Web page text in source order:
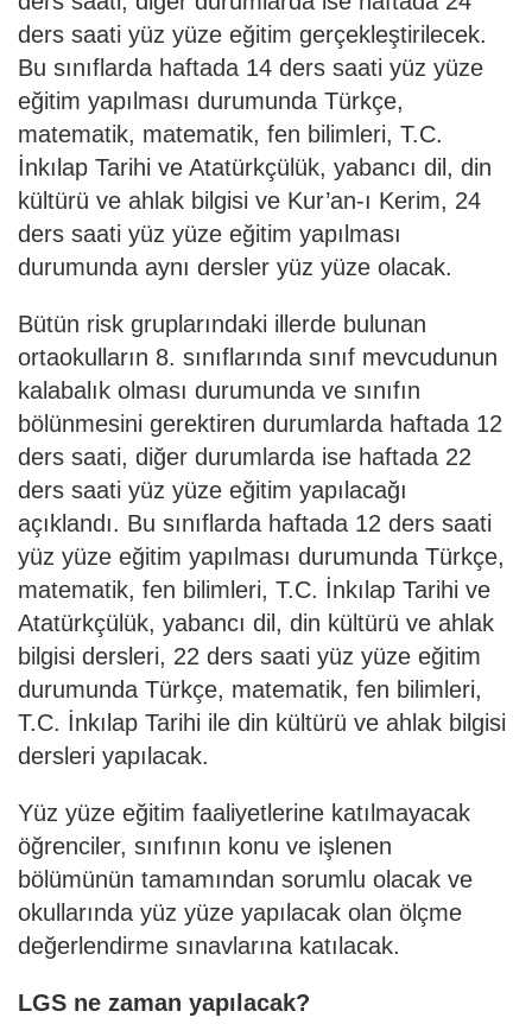
ders saati yüz yüze eğitim gerçekleştirilecek.
Bu sınıflarda haftada 14 ders saati yüz yüze
eğitim yapılması durumunda Türkçe,
matematik, matematik, fen bilimleri, T.C.
İnkılap Tarihi ve Atatürkçülük, yabancı dil, din
kültürü ve ahlak bilgisi ve Kur’an-ı Kerim, 24
ders saati yüz yüze eğitim yapılması
durumunda aynı dersler yüz yüze olacak.
Bütün risk gruplarındaki illerde bulunan
ortaokulların 8. sınıflarında sınıf mevcudunun
kalabalık olması durumunda ve sınıfın
bölünmesini gerektiren durumlarda haftada 12
ders saati, diğer durumlarda ise haftada 22
ders saati yüz yüze eğitim yapılacağı
açıklandı. Bu sınıflarda haftada 12 ders saati
yüz yüze eğitim yapılması durumunda Türkçe,
matematik, fen bilimleri, T.C. İnkılap Tarihi ve
Atatürkçülük, yabancı dil, din kültürü ve ahlak
bilgisi dersleri, 22 ders saati yüz yüze eğitim
durumunda Türkçe, matematik, fen bilimleri,
T.C. İnkılap Tarihi ile din kültürü ve ahlak bilgisi
dersleri yapılacak.
Yüz yüze eğitim faaliyetlerine katılmayacak
öğrenciler, sınıfının konu ve işlenen
bölümünün tamamından sorumlu olacak ve
okullarında yüz yüze yapılacak olan ölçme
değerlendirme sınavlarına katılacak.
LGS ne zaman yapılacak?